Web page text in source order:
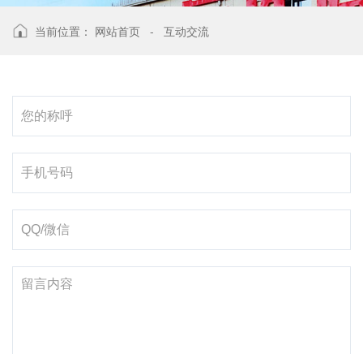
当前位置： 网站首页 - 互动交流